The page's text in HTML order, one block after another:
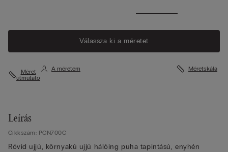
Válassza ki a méretet
Méret
útmutató
A méretem Méretskála
Leírás
Cikkszám: PCN700C
Rövid ujjú, környakú ujjú hálóing puha tapintású, enyhén